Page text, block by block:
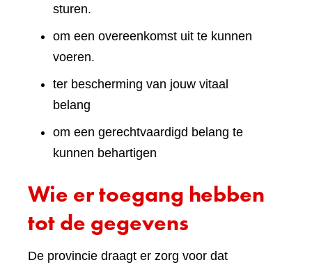
sturen.
om een overeenkomst uit te kunnen
voeren.
ter bescherming van jouw vitaal
belang
om een gerechtvaardigd belang te
kunnen behartigen
Wie er toegang hebben
tot de gegevens
De provincie draagt er zorg voor dat